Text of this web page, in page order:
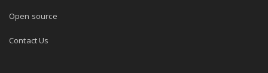
Open source
Contact Us